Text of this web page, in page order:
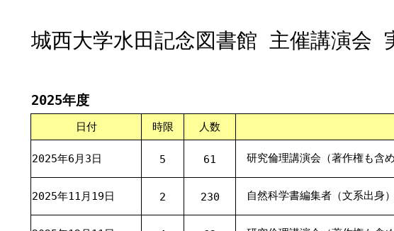
城西大学水田記念図書館 主催講演会
2025年度
日付 時限 人数
2025年6月3日 5 61 研究倫理講演会（著作権も含
2025年11月19日 2 230 自然科学書編集者（文系出身